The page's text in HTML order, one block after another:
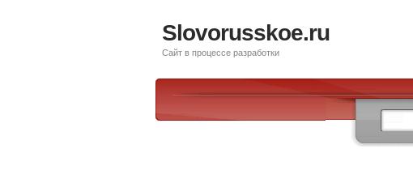
Slovorusskoe.ru
Сайт в процессе разработки